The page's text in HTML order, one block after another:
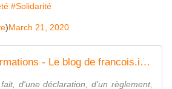
#Solidarité
)March 21, 2020
Bousculade d'informations - Le blog de francois.ihuel15.over-blog.fr
d'une déclaration, d'un règlement,